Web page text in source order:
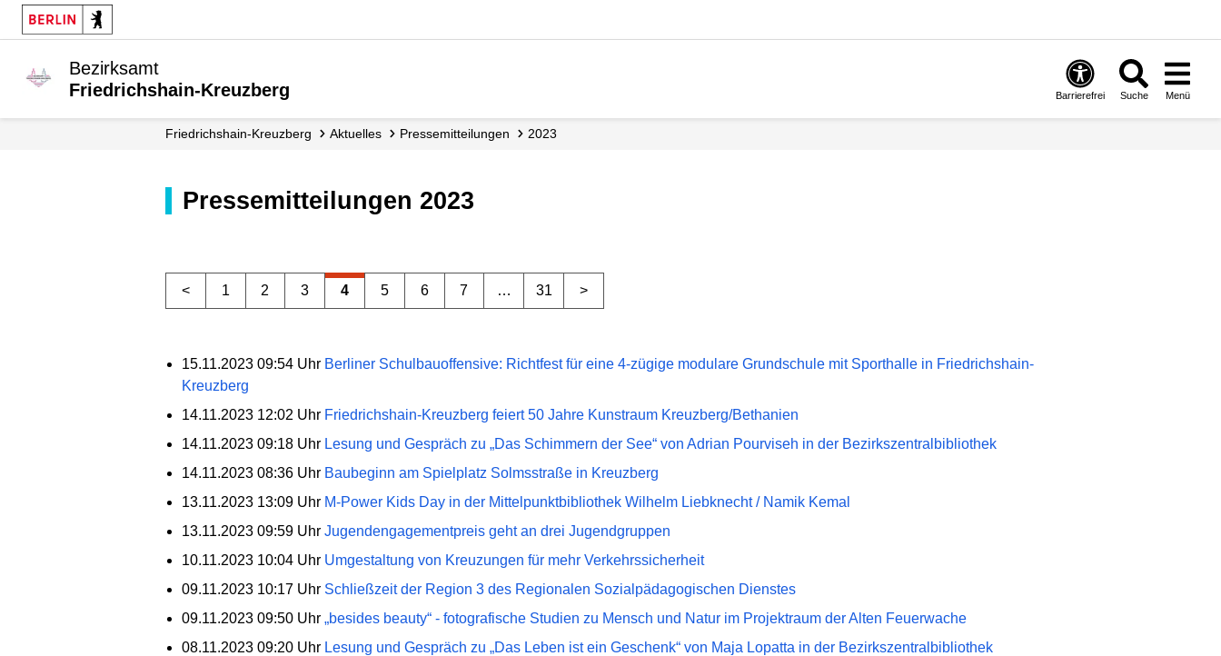
Bezirksamt
Friedrichshain-Kreuzberg
Barrierefrei Suche Menü
Friedrichshain-Kreuzberg Aktuelles Presse­mitteilungen 2023
Pressemitteilungen 2023
< 1 2 3 4 5 6 7 … 31 >
15.11.2023 09:54 Uhr Berliner Schulbauoffensive: Richtfest für eine 4-zügige modulare Grundschule mit Sporthalle in Friedrichshain-
Kreuzberg
14.11.2023 12:02 Uhr Friedrichshain-Kreuzberg feiert 50 Jahre Kunstraum Kreuzberg/Bethanien
14.11.2023 09:18 Uhr Lesung und Gespräch zu „Das Schimmern der See“ von Adrian Pourviseh in der Bezirkszentralbibliothek
14.11.2023 08:36 Uhr Baubeginn am Spielplatz Solmsstraße in Kreuzberg
13.11.2023 13:09 Uhr M-Power Kids Day in der Mittelpunktbibliothek Wilhelm Liebknecht / Namik Kemal
13.11.2023 09:59 Uhr Jugendengagementpreis geht an drei Jugendgruppen
10.11.2023 10:04 Uhr Umgestaltung von Kreuzungen für mehr Verkehrssicherheit
09.11.2023 10:17 Uhr Schließzeit der Region 3 des Regionalen Sozialpädagogischen Dienstes
09.11.2023 09:50 Uhr „besides beauty“ - fotografische Studien zu Mensch und Natur im Projektraum der Alten Feuerwache
08.11.2023 09:20 Uhr Lesung und Gespräch zu „Das Leben ist ein Geschenk“ von Maja Lopatta in der Bezirkszentralbibliothek